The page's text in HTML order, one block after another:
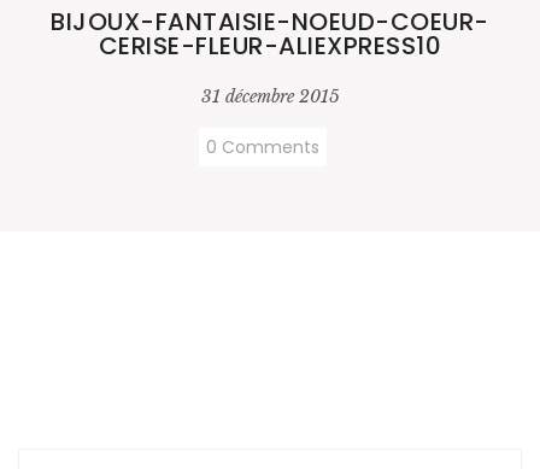
BIJOUX-FANTAISIE-NOEUD-COEUR-
CERISE-FLEUR-ALIEXPRESS10
31 décembre 2015
0 Comments